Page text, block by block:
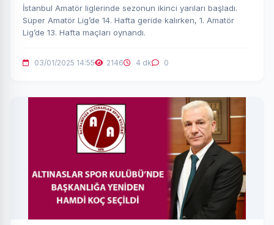
İstanbul Amatör liglerinde sezonun ikinci yarıları başladı.
Süper Amatör Lig’de 14. Hafta geride kalırken, 1. Amatör
Lig’de 13. Hafta maçları oynandı.
03/01/2025 14:55 2146 4 dk 0